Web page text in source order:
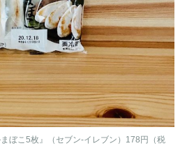
ぼこ5枚』（セブン-イレブン）178円（税